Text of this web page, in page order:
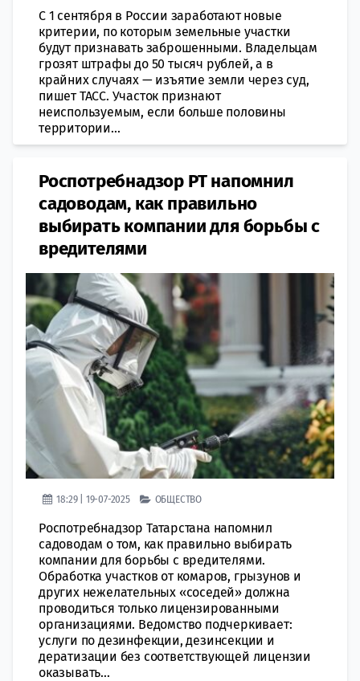
С 1 сентября в России заработают новые
критерии, по которым земельные участки
будут признавать заброшенными. Владельцам
грозят штрафы до 50 тысяч рублей, а в
крайних случаях — изъятие земли через суд,
пишет ТАСС. Участок признают
неиспользуемым, если больше половины
территории...
Роспотребнадзор РТ напомнил
садоводам, как правильно
выбирать компании для борьбы с
вредителями
18:29 | 19-07-2025 ОБЩЕСТВО
Роспотребнадзор Татарстана напомнил
садоводам о том, как правильно выбирать
компании для борьбы с вредителями.
Обработка участков от комаров, грызунов и
других нежелательных «соседей» должна
проводиться только лицензированными
организациями. Ведомство подчеркивает:
услуги по дезинфекции, дезинсекции и
дератизации без соответствующей лицензии
оказывать...